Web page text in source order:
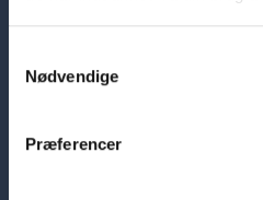
Nødvendige
Præferencer